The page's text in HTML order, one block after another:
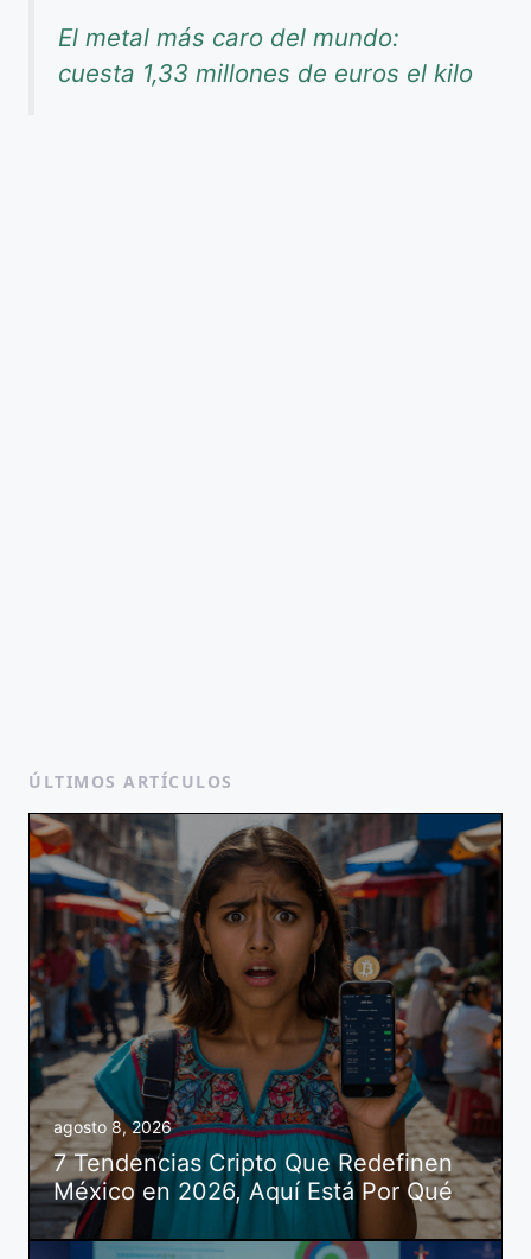
El metal más caro del mundo:
cuesta 1,33 millones de euros el kilo
ÚLTIMOS ARTÍCULOS
agosto 8, 2026
7 Tendencias Cripto Que Redefinen
México en 2026, Aquí Está Por Qué